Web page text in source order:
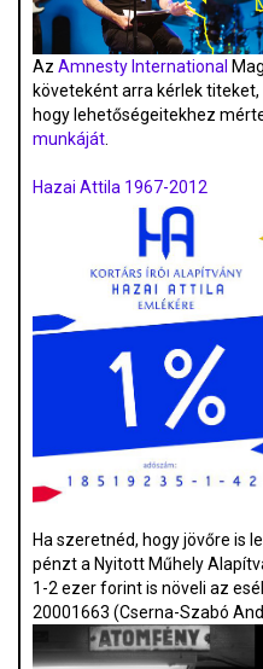
Az Amnesty International
követeként arra kérlek titeket,
hogy lehetőségeitekhez
munkáját.
Hazai Attila 1967-2012
Ha szeretnéd, hogy jövőre is
pénzt a Nyitott Műhely
1-2 ezer forint is növeli az
20001663 (Cserna-Szabó